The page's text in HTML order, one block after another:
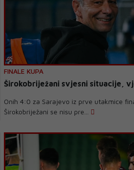
FINALE KUPA
Onih 4:0 za Sarajevo iz prve utakmice
Širokobriježani se nisu pre...